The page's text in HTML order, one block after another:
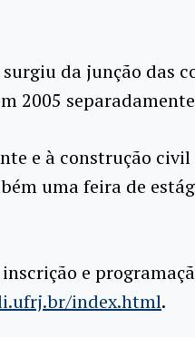
da junção das
2005
e à construção
uma feira de
e
index.html.